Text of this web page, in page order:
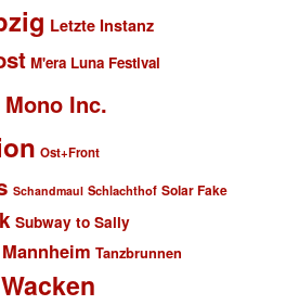
Letzte Instanz
M'era Luna Festival
Mono Inc.
Ost+Front
Schandmaul Schlachthof Solar Fake
Subway to Sally
Tanzbrunnen
Wacken